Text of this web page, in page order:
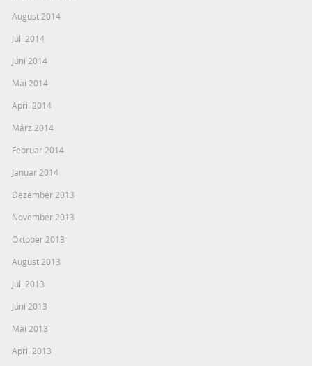
August 2014
Juli 2014
Juni 2014
Mai 2014
April 2014
März 2014
Februar 2014
Januar 2014
Dezember 2013
November 2013
Oktober 2013
August 2013
Juli 2013
Juni 2013
Mai 2013
April 2013